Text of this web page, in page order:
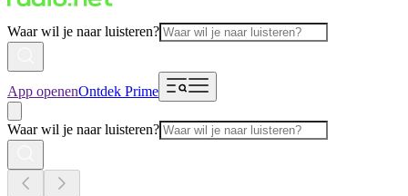
Waar wil je naar luisteren?
App openenOntdek Prime
Waar wil je naar luisteren?